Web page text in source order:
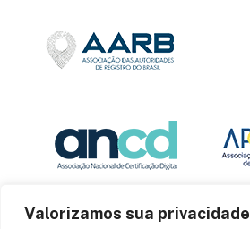
Valorizamos sua privacidade